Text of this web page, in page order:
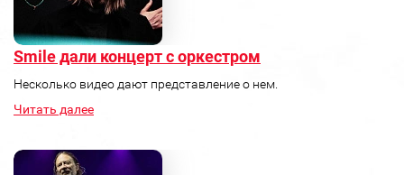
Smile дали концерт с оркестром
Несколько видео дают представление о нем.
Читать далее